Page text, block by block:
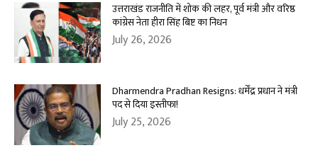
उत्तराखंड राजनीति में शोक की लहर, पूर्व मंत्री और वरिष्ठ
कांग्रेस नेता हीरा सिंह बिष्ट का निधन
July 26, 2026
Dharmendra Pradhan Resigns: धर्मेंद्र प्रधान ने मंत्री
पद से दिया इस्तीफा!
July 25, 2026